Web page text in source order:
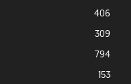
406
309
794
153